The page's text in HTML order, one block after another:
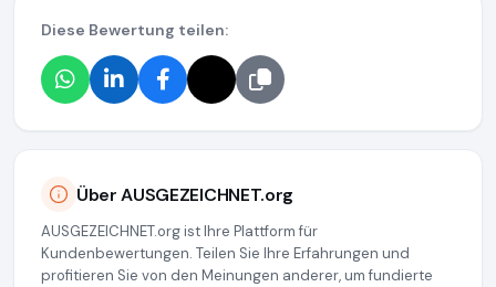
Diese Bewertung teilen:
Über AUSGEZEICHNET.org
AUSGEZEICHNET.org ist Ihre Plattform für
Kundenbewertungen. Teilen Sie Ihre Erfahrungen und
profitieren Sie von den Meinungen anderer, um fundierte